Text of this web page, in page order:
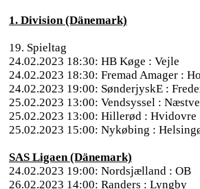
1. Division (Dänemark)
19. Spieltag
24.02.2023 18:30: HB Køge : Vejle
24.02.2023 18:30: Fremad Amager :
24.02.2023 19:00: SønderjyskE :
25.02.2023 13:00: Vendsyssel :
25.02.2023 13:00: Hillerød : Hvidovre
25.02.2023 15:00: Nykøbing :
SAS Ligaen (Dänemark)
24.02.2023 19:00: Nordsjælland : OB
26.02.2023 14:00: Randers : Lyngby